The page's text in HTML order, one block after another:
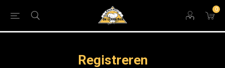
0
Registreren